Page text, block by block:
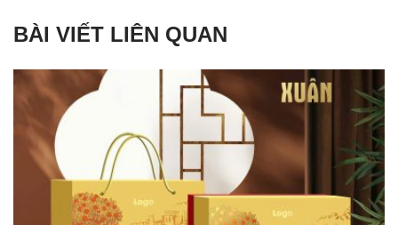
BÀI VIẾT LIÊN QUAN